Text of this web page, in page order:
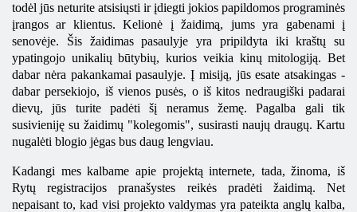
todėl jūs neturite atsisiųsti ir įdiegti jokios papildomos programinės
įrangos ar klientus. Kelionė į žaidimą, jums yra gabenami į
senovėje. Šis žaidimas pasaulyje yra pripildyta iki kraštų su
ypatingojo unikalių būtybių, kurios veikia kinų mitologiją. Bet
dabar nėra pakankamai pasaulyje. Į misiją, jūs esate atsakingas -
dabar persekiojo, iš vienos pusės, o iš kitos nedraugiški padarai
dievų, jūs turite padėti šį neramus žemę. Pagalba gali tik
susivieniję su žaidimų "kolegomis", susirasti naujų draugų. Kartu
nugalėti blogio jėgas bus daug lengviau.
Kadangi mes kalbame apie projektą internete, tada, žinoma, iš
Rytų registracijos pranašystes reikės pradėti žaidimą. Net
nepaisant to, kad visi projekto valdymas yra pateikta anglų kalba,